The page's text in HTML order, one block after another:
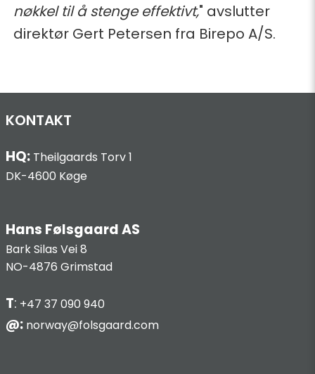
nøkkel til å stenge effektivt," avslutter
direktør Gert Petersen fra Birepo A/S.
KONTAKT
HQ: Theilgaards Torv 1
DK-4600 Køge
Hans Følsgaard AS
Bark Silas Vei 8
NO-4876 Grimstad
T: +47 37 090 940
@: norway@folsgaard.com